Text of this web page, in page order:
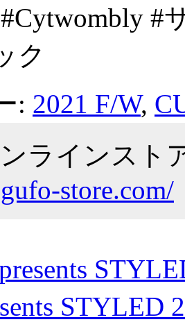
#
ク
: 2021 F/W,
ラインスト
store.com/
STYLED